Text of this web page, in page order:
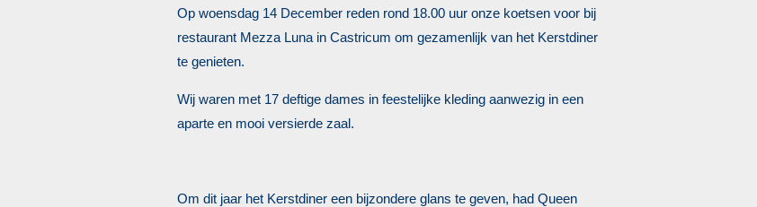
Op woensdag 14 December reden rond 18.00 uur onze koetsen voor bij
restaurant Mezza Luna in Castricum om gezamenlijk van het Kerstdiner
te genieten.
Wij waren met 17 deftige dames in feestelijke kleding aanwezig in een
aparte en mooi versierde zaal.
Om dit jaar het Kerstdiner een bijzondere glans te geven, had Queen